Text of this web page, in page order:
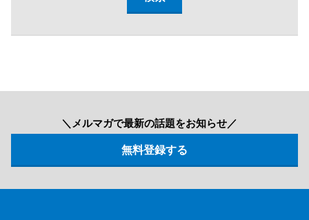
＼メルマガで最新の話題をお知らせ／